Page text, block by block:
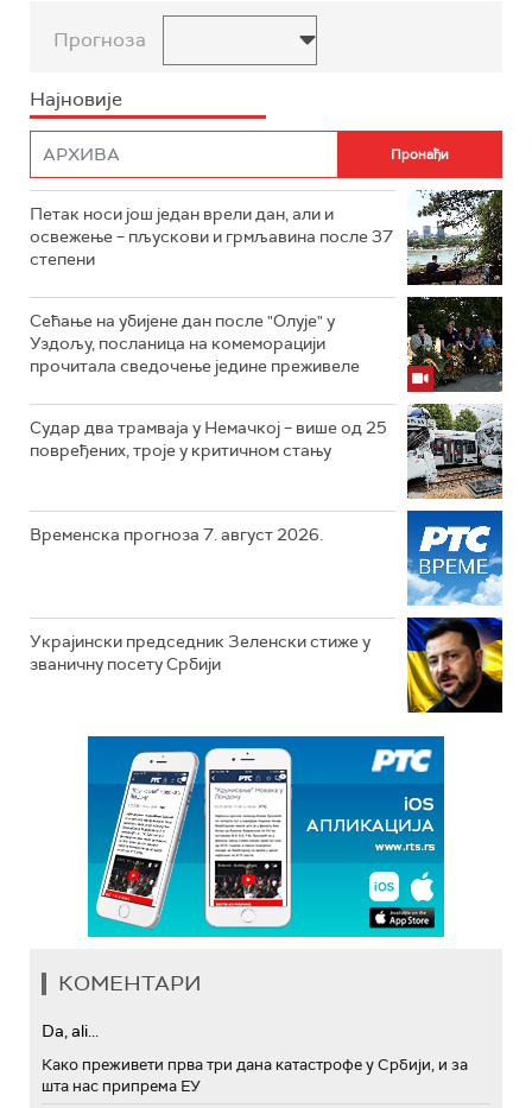
Прогноза
Најновије
Петак носи још један врели дан, али и
освежење – пљускови и грмљавина после 37
степени
Сећање на убијене дан после "Олује" у
Уздољу, посланица на комеморацији
прочитала сведочење једине преживеле
Судар два трамваја у Немачкој – више од 25
повређених, троје у критичном стању
Временска прогноза 7. август 2026.
Украјински председник Зеленски стиже у
званичну посету Србији
КОМЕНТАРИ
Da, ali...
Како преживети прва три дана катастрофе у Србији, и за
шта нас припрема ЕУ